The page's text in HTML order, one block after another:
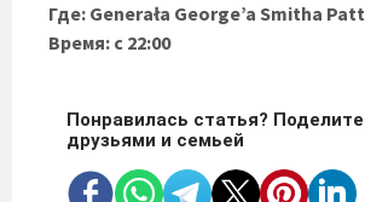
Где: Generała George’a Smitha
Время: с 22:00
Понравилась статья?
друзьями и семьей